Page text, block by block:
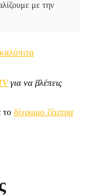
με την
για να βλέπεις
το δίχρωμο ζέμπρα